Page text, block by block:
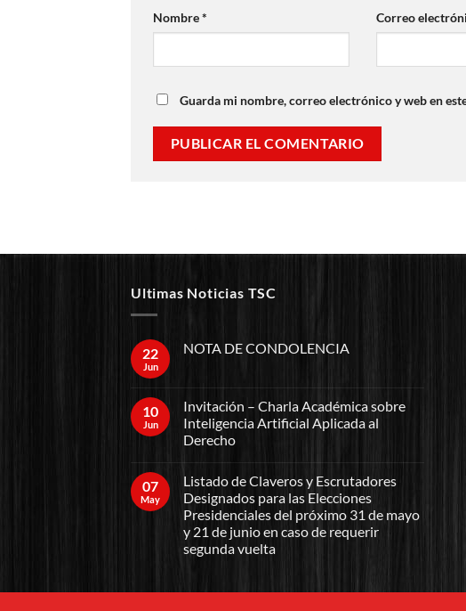
Nombre* Correo
Guarda mi nombre, correo electrónico y web en
Ultimas Noticias TSC
22
Jun
NOTA DE CONDOLENCIA
10
Jun
Invitación – Charla Académica sobre
Inteligencia Artificial Aplicada al
Derecho
07
May
Listado de Claveros y Escrutadores
Designados para las Elecciones
Presidenciales del próximo 31 de mayo
y 21 de junio en caso de requerir
segunda vuelta